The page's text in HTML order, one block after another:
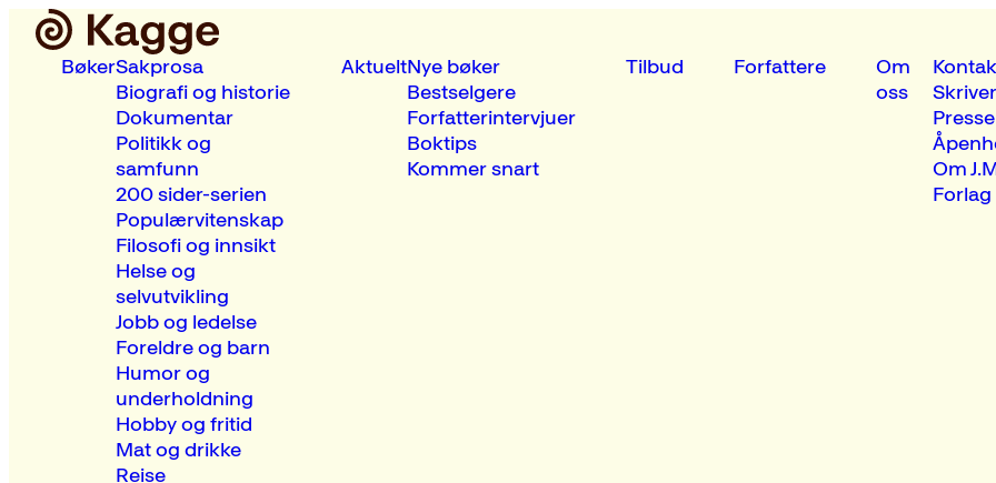
BøkerSakprosa
Biografi og historie
Dokumentar
Politikk og
samfunn
200 sider-serien
Populærvitenskap
Filosofi og innsikt
Helse og
selvutvikling
Jobb og ledelse
Foreldre og barn
Humor og
underholdning
Hobby og fritid
Mat og drikke
Reise
AktueltNye bøker
Bestselgere
Forfatterintervjuer
Boktips
Kommer snart
Tilbud Forfattere
Om
oss
Presse
Om
Forlag